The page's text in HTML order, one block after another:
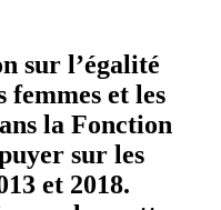
sur l’égalité
femmes et les
la Fonction
sur les
et 2018.